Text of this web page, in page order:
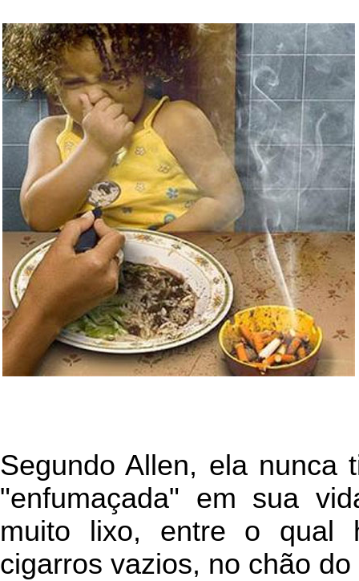
Segundo Allen, ela nunca
"enfumaçada" em sua
muito lixo, entre o qual
cigarros vazios, no chão do